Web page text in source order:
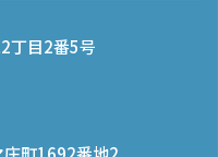
丁目2番5号